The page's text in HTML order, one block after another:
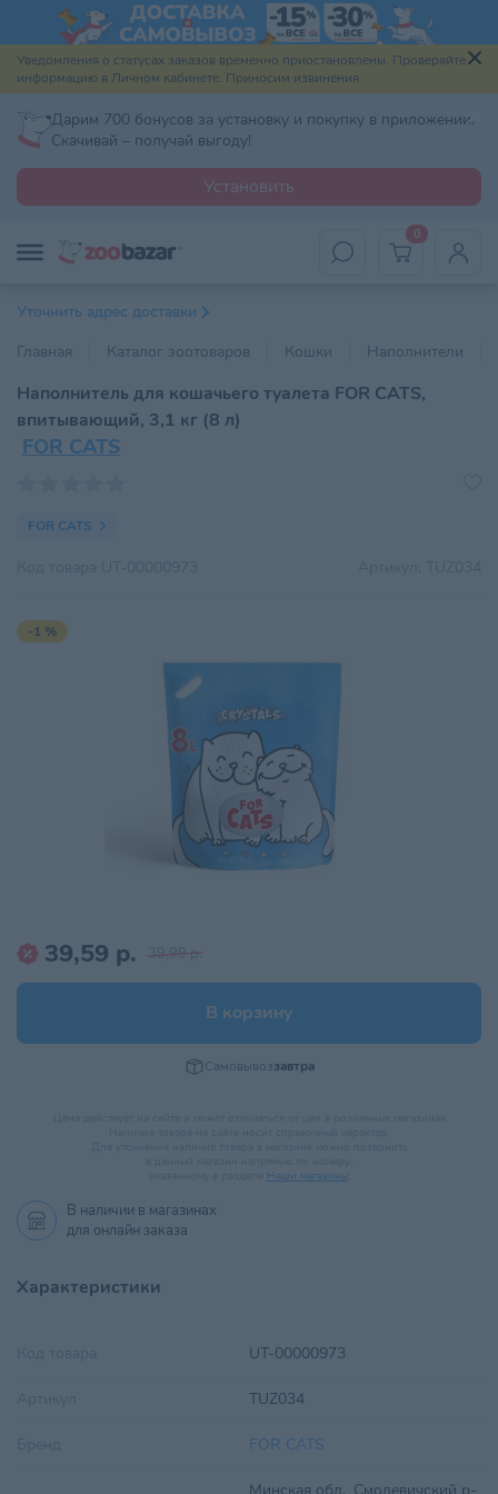
Уведомления о статусах заказов временно приостановлены. Проверяйте
информацию в Личном кабинете. Приносим извинения.
Дарим 700 бонусов за установку и покупку в приложении.
Скачивай – получай выгоду!
Установить
0
Уточнить адрес доставки
Главная
Каталог зоотоваров Кошки Наполнители
Наполнитель для кошачьего туалета FOR CATS,
впитывающий, 3,1 кг (8 л)
FOR CATS
FOR CATS
-1 %
39,59 р. 39,99 р.
В корзину
Самовывоззавтра
Наши магазины.
В наличии в магазинах
для онлайн заказа
Характеристики
UT-00000973
TUZ034
FOR CATS